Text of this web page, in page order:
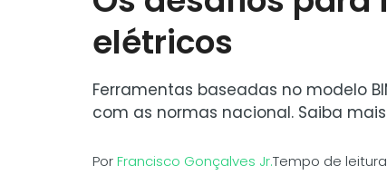
elétricos
Ferramentas baseadas no modelo
com as normas nacional. Saiba
PorFrancisco Gonçalves Jr.Tempo de